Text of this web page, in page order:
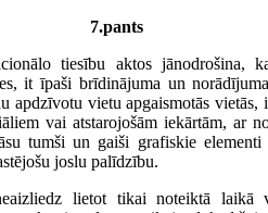
7.pants
tiesību aktos jānodrošina,
it īpaši brīdinājuma un
apdzīvotu vietu apgaismotās
vai atstarojošām iekārtām, ar
tumši un gaiši grafiskie
joslu palīdzību.
lietot tikai noteiktā laikā